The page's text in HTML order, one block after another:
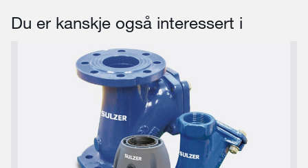
Du er kanskje også interessert i